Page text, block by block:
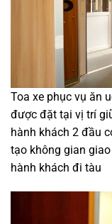
Toa xe phục vụ ăn
được đặt tại vị trí
hành khách 2 đầu
tạo không gian
hành khách đi tàu